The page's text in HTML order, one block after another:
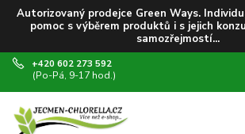
Autorizovaný prodejce Green Ways.
pomoc s výběrem produktů i s jejich
samozřejmostí...
+420 602 273 592
(Po-Pá, 9-17 hod.)